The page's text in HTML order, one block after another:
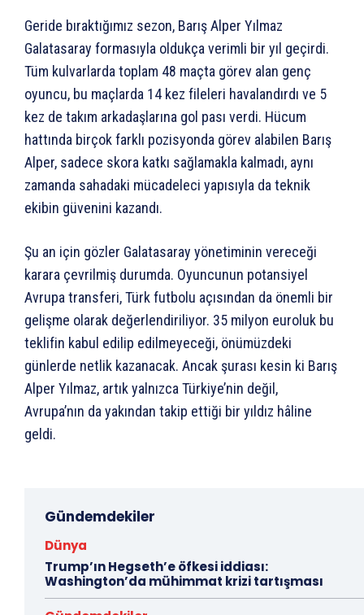
Geride bıraktığımız sezon, Barış Alper Yılmaz
Galatasaray formasıyla oldukça verimli bir yıl geçirdi.
Tüm kulvarlarda toplam 48 maçta görev alan genç
oyuncu, bu maçlarda 14 kez fileleri havalandırdı ve 5
kez de takım arkadaşlarına gol pası verdi. Hücum
hattında birçok farklı pozisyonda görev alabilen Barış
Alper, sadece skora katkı sağlamakla kalmadı, aynı
zamanda sahadaki mücadeleci yapısıyla da teknik
ekibin güvenini kazandı.
Şu an için gözler Galatasaray yönetiminin vereceği
karara çevrilmiş durumda. Oyuncunun potansiyel
Avrupa transferi, Türk futbolu açısından da önemli bir
gelişme olarak değerlendiriliyor. 35 milyon euroluk bu
teklifin kabul edilip edilmeyeceği, önümüzdeki
günlerde netlik kazanacak. Ancak şurası kesin ki Barış
Alper Yılmaz, artık yalnızca Türkiye’nin değil,
Avrupa’nın da yakından takip ettiği bir yıldız hâline
geldi.
Gündemdekiler
Dünya
Trump’ın Hegseth’e öfkesi iddiası:
Washington’da mühimmat krizi tartışması